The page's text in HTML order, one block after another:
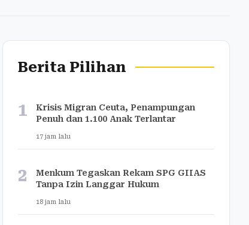
Berita Pilihan
1
Krisis Migran Ceuta, Penampungan
Penuh dan 1.100 Anak Terlantar
17 jam lalu
2
Menkum Tegaskan Rekam SPG GIIAS
Tanpa Izin Langgar Hukum
18 jam lalu